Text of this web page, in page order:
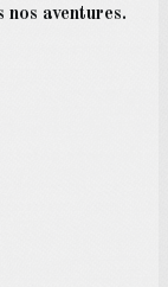
aventures.